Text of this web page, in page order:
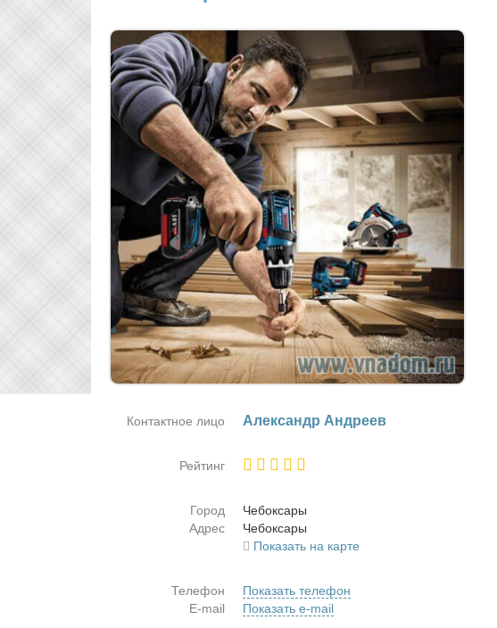
Контактное лицо Алек­сандр Ан­дре­ев
Рейтинг
Город
Че­бок­са­ры
Адрес
Че­бок­са­ры
Показать на карте
Телефон
Показать телефон
E-mail
Показать e-mail